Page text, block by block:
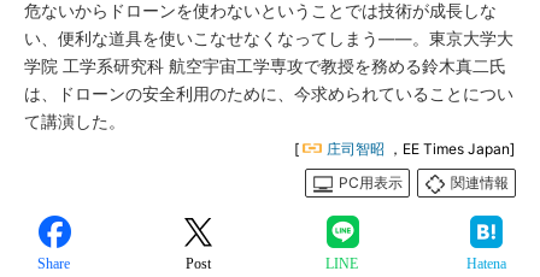
危ないからドローンを使わないということでは技術が成長しな
い、便利な道具を使いこなせなくなってしまう――。東京大学大
学院 工学系研究科 航空宇宙工学専攻で教授を務める鈴木真二氏
は、ドローンの安全利用のために、今求められていることについ
て講演した。
[ 庄司智昭 ，EE Times Japan]
PC用表示
関連情報
Share Post LINE Hatena